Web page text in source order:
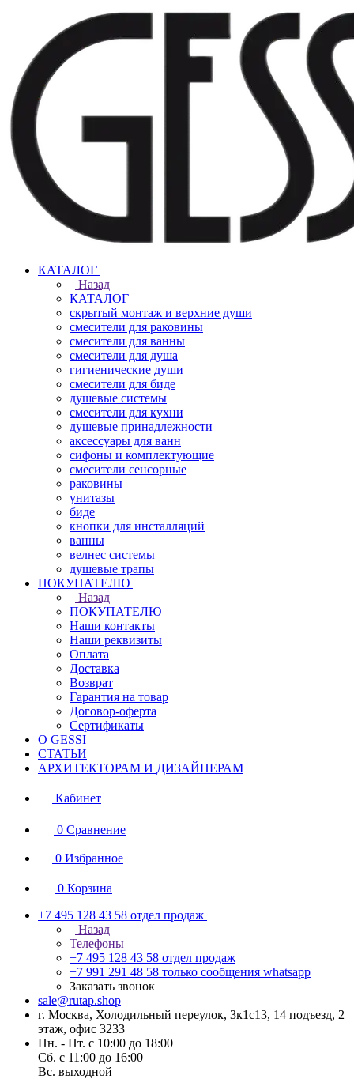
КАТАЛОГ
Назад
КАТАЛОГ
скрытый монтаж и верхние души
смесители для раковины
смесители для ванны
смесители для душа
гигиенические души
смесители для биде
душевые системы
смесители для кухни
душевые принадлежности
аксессуары для ванн
сифоны и комплектующие
смесители сенсорные
раковины
унитазы
биде
кнопки для инсталляций
ванны
велнес системы
душевые трапы
ПОКУПАТЕЛЮ
Назад
ПОКУПАТЕЛЮ
Наши контакты
Наши реквизиты
Оплата
Доставка
Возврат
Гарантия на товар
Договор-оферта
Сертификаты
О GESSI
СТАТЬИ
АРХИТЕКТОРАМ И ДИЗАЙНЕРАМ
Кабинет
0 Сравнение
0 Избранное
0 Корзина
+7 495 128 43 58 отдел продаж
Назад
Телефоны
+7 495 128 43 58 отдел продаж
+7 991 291 48 58 только сообщения whatsapp
Заказать звонок
sale@rutap.shop
г. Москва, Холодильный переулок, 3к1с13, 14 подъезд, 2
этаж, офис 3233
Пн. - Пт. с 10:00 до 18:00
Сб. с 11:00 до 16:00
Вс. выходной